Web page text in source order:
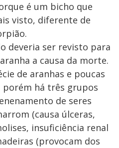
é um bicho que
visto, diferente de
deveria ser revisto para
a causa da morte.
de aranhas e poucas
porém há três grupos
de seres
(causa úlceras,
insuficiência renal
(provocam dos